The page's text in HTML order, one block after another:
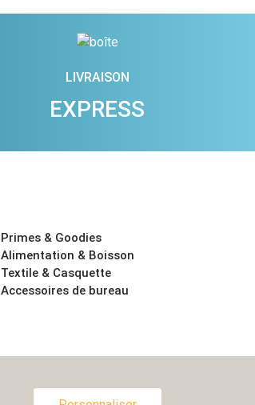
LIVRAISON
EXPRESS
Primes & Goodies
Alimentation & Boisson
Textile & Casquette
Accessoires de bureau